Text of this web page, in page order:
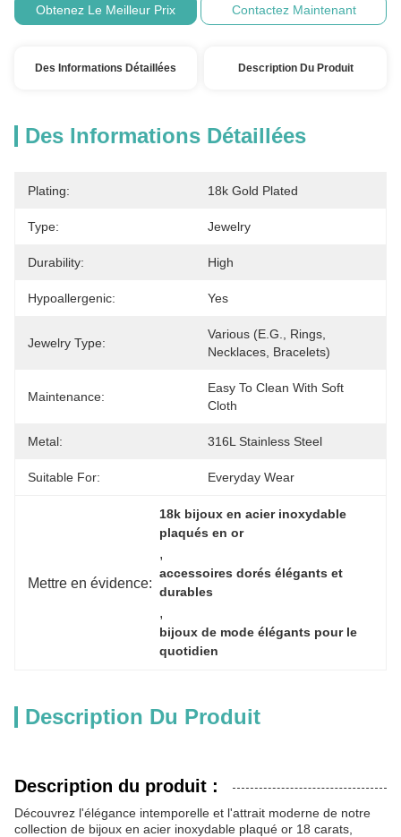
Obtenez Le Meilleur Prix Contactez Maintenant
Des Informations Détaillées Description Du Produit
Des Informations Détaillées
Plating: 18k Gold Plated
Type: Jewelry
Durability: High
Hypoallergenic: Yes
Jewelry Type:
Various (e.g., Rings,
Necklaces, Bracelets)
Maintenance:
Easy To Clean With Soft
Cloth
Metal: 316L Stainless Steel
Suitable For: Everyday Wear
Mettre en évidence:
18k bijoux en acier inoxydable
plaqués en or
,
accessoires dorés élégants et
durables
,
bijoux de mode élégants pour le
quotidien
Description Du Produit
Description du produit :
Découvrez l'élégance intemporelle et l'attrait moderne de notre
collection de bijoux en acier inoxydable plaqué or 18 carats,